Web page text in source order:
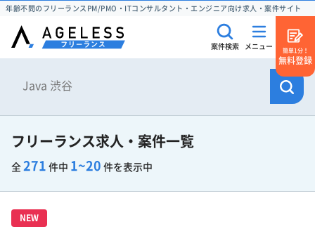
年齢不問のフリーランスPM/PMO・ITコンサルタント・エンジニア向け求人・案件サイト
案件検索 メニュー
簡単1分！
無料登録
フリーランス求人・案件一覧
全 271 件中 1~20 件を表示中
NEW